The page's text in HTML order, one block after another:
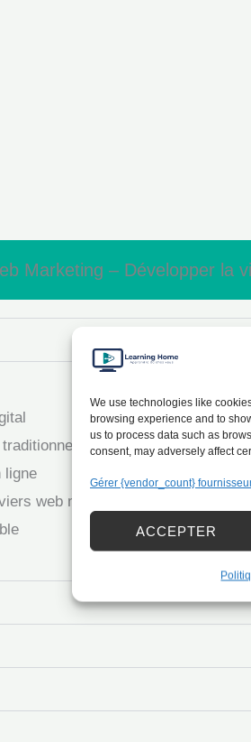
We use technologies like
browsing experience and to
us to process data such as
consent, may adversely affect
Gérer {vendor_count}
ACCEPTER
Marketing – Développer la
et digital
ligne
web marketing